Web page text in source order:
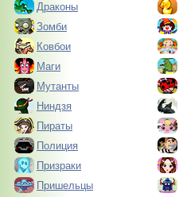
Драконы
Зомби
Ковбои
Маги
Мутанты
Ниндзя
Пираты
Полиция
Призраки
Пришельцы